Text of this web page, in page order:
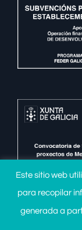
Este sitio web
para recopilar
generada a